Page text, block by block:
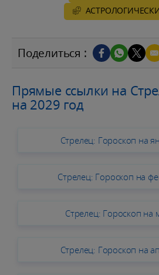
Поделиться :
Прямые ссылки на
на 2029 год
Стрелец: Гороскоп на
Стрелец: Гороскоп на
Стрелец: Гороскоп на
Стрелец: Гороскоп на